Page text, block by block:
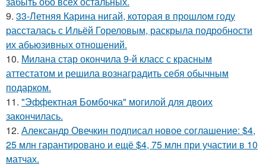
9. 33-Летняя Карина нигай, которая в прошлом году
рассталась с Ильёй Гореловым, раскрыла подробности
их абьюзивных отношений.
10. Милана стар окончила 9-й класс с красным
аттестатом и решила вознаградить себя обычным
подарком.
11. "Эффектная Бомбочка" могилой для двоих
закончилась.
12. Александр Овечкин подписал новое соглашение: $4,
25 млн гарантировано и ещё $4, 75 млн при участии в 10
матчах.